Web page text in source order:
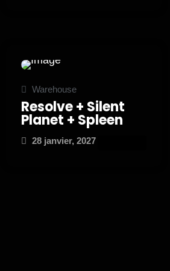
Warehouse
Resolve + Silent
Planet + Spleen
28 janvier, 2027